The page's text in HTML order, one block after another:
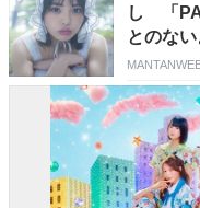
し 「
とのない